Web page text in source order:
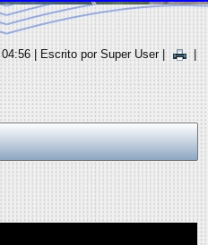
| Escrito por Super User|
|